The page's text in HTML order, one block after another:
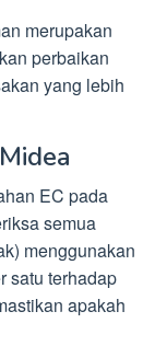
merupakan
perbaikan
yang lebih
EC pada
semua
menggunakan
satu terhadap
apakah